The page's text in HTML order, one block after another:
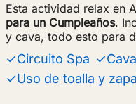
Esta actividad relax en
para un Cumpleaños.
y cava, todo esto para
✓Circuito Spa ✓Cava
✓Uso de toalla y